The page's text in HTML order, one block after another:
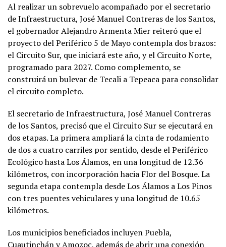
Al realizar un sobrevuelo acompañado por el secretario
de Infraestructura, José Manuel Contreras de los Santos,
el gobernador Alejandro Armenta Mier reiteró que el
proyecto del Periférico 5 de Mayo contempla dos brazos:
el Circuito Sur, que iniciará este año, y el Circuito Norte,
programado para 2027. Como complemento, se
construirá un bulevar de Tecali a Tepeaca para consolidar
el circuito completo.
El secretario de Infraestructura, José Manuel Contreras
de los Santos, precisó que el Circuito Sur se ejecutará en
dos etapas. La primera ampliará la cinta de rodamiento
de dos a cuatro carriles por sentido, desde el Periférico
Ecológico hasta Los Álamos, en una longitud de 12.36
kilómetros, con incorporación hacia Flor del Bosque. La
segunda etapa contempla desde Los Álamos a Los Pinos
con tres puentes vehiculares y una longitud de 10.65
kilómetros.
Los municipios beneficiados incluyen Puebla,
Cuautinchán y Amozoc, además de abrir una conexión